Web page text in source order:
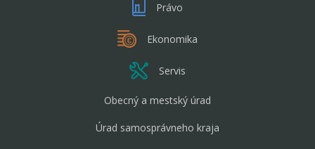
Právo
Ekonomika
Servis
Obecný a mestský úrad
Úrad samosprávneho kraja